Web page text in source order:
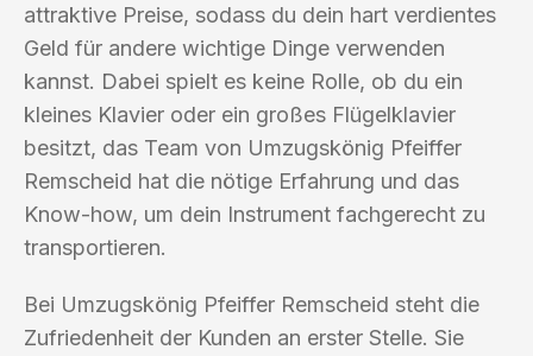
attraktive Preise, sodass du dein hart verdientes
Geld für andere wichtige Dinge verwenden
kannst. Dabei spielt es keine Rolle, ob du ein
kleines Klavier oder ein großes Flügelklavier
besitzt, das Team von Umzugskönig Pfeiffer
Remscheid hat die nötige Erfahrung und das
Know-how, um dein Instrument fachgerecht zu
transportieren.
Bei Umzugskönig Pfeiffer Remscheid steht die
Zufriedenheit der Kunden an erster Stelle. Sie